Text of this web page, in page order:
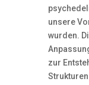
unsere
wurden.
zur